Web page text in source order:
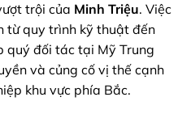
trội của Minh Triệu. Việc
từ quy trình kỹ thuật đến
quý đối tác tại Mỹ Trung
và củng cố vị thế cạnh
khu vực phía Bắc.